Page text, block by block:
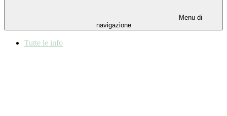
Menu di
navigazione
Tutte le info